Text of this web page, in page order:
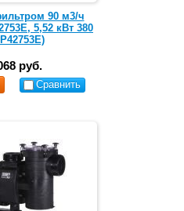
90 м3/ч
5,52 кВт 380
руб.
Сравнить